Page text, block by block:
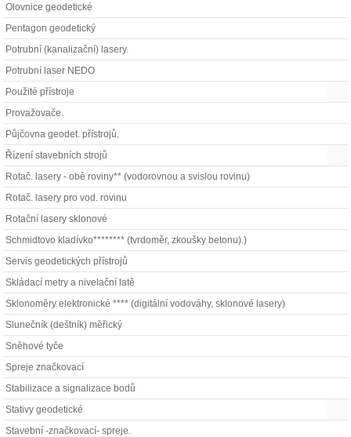
Olovnice geodetické
Pentagon geodetický
Potrubní (kanalizační) lasery.
Potrubní laser NEDO
Použité přístroje
Provažovače.
Půjčovna geodet. přístrojů.
Řízení stavebních strojů
Rotač. lasery - obě roviny** (vodorovnou a svislou rovinu)
Rotač. lasery pro vod. rovinu
Rotační lasery sklonové
Schmidtovo kladívko******** (tvrdoměr, zkoušky betonu).)
Servis geodetických přístrojů
Skládací metry a nivelační latě
Sklonoměry elektronické **** (digitální vodováhy, sklonové lasery)
Slunečník (deštník) měřický
Sněhové tyče
Spreje značkovací
Stabilizace a signalizace bodů
Stativy geodetické
Stavební -značkovací- spreje.